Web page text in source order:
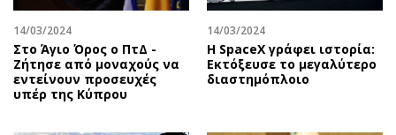
Υγεία
Πολιτική
Βουλευτικές 2026
Εκλογές 2024
The Hill
Υγεία
Αγγελίες
14/03/2024
Στο Άγιο Όρος ο ΠτΔ -
Ζήτησε από μοναχούς να
εντείνουν προσευχές
υπέρ της Κύπρου
14/03/2024
Η SpaceX γράφει ιστορία:
Εκτόξευσε το μεγαλύτερο
διαστημόπλοιο